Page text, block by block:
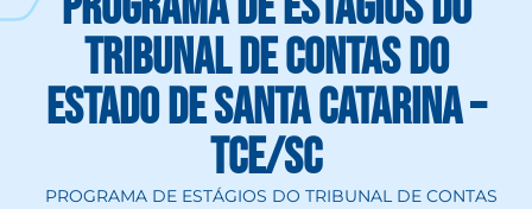
Tribunal de Contas do
Estado de Santa Catarina –
TCE/SC
PROGRAMA DE ESTÁGIOS DO TRIBUNAL DE CONTAS